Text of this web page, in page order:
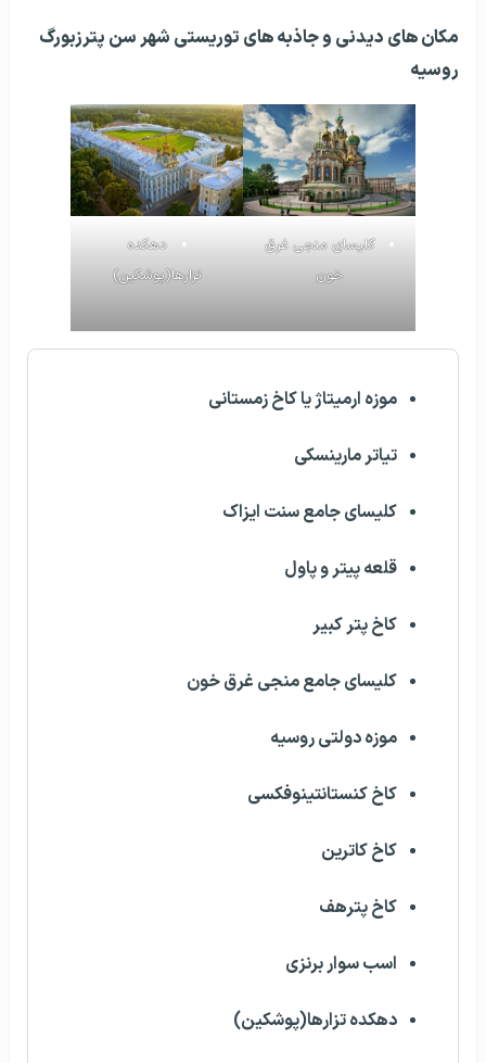
مکان‌ های دیدنی و جاذبه‌ های توریستی شهر سن پترزبورگ
روسیه
کلیسای منجی غرق
خون
دهکده
تزارها(پوشکین)
موزه ارمیتاژ یا کاخ زمستانی
تیاتر مارینسکی
کلیسای جامع سنت ایزاک
قلعه پیتر و پاول
کاخ پتر کبیر
کلیسای جامع منجی غرق خون
موزه دولتی روسیه
کاخ کنستانتینوفکسی
کاخ کاترین
کاخ پترهف
اسب سوار برنزی
دهکده تزارها(پوشکین)